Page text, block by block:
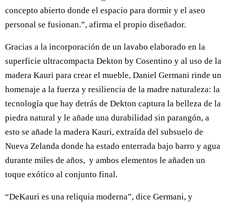
concepto abierto donde el espacio para dormir y el aseo
personal se fusionan.”, afirma el propio diseñador.
Gracias a la incorporación de un lavabo elaborado en la
superficie ultracompacta Dekton by Cosentino y al uso de la
madera Kauri para crear el mueble, Daniel Germani rinde un
homenaje a la fuerza y resiliencia de la madre naturaleza: la
tecnología que hay detrás de Dekton captura la belleza de la
piedra natural y le añade una durabilidad sin parangón, a
esto se añade la madera Kauri, extraída del subsuelo de
Nueva Zelanda donde ha estado enterrada bajo barro y agua
durante miles de años, y ambos elementos le añaden un
toque exótico al conjunto final.
“DeKauri es una reliquia moderna”, dice Germani, y